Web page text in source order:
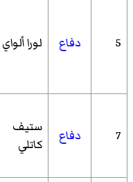
5 دفاع لورا ألواي
7 دفاع
ستيف
كاتلي